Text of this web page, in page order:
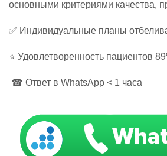
основными критериями качества,
✅ Индивидуальные планы
⭐ Удовлетворенность пациентов
☎ Ответ в WhatsApp < 1 часа